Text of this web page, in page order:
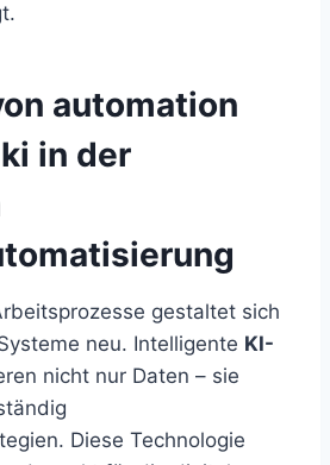
automation
in der
gestaltet sich
neu. Intelligente KI-
nicht nur Daten – sie
Diese Technologie